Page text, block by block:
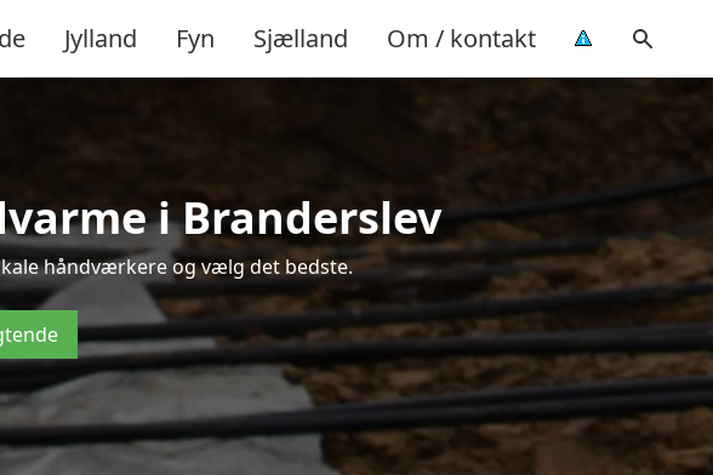
Jylland Fyn Sjælland Om / kontakt
i Branderslev
håndværkere og vælg det bedste.